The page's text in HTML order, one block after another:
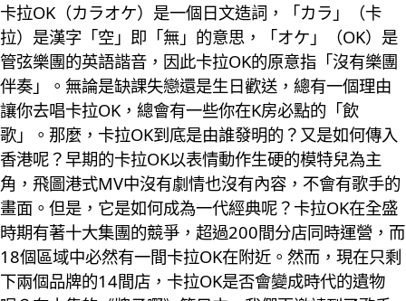
卡拉OK（カラオケ）是一個日文造詞，「カラ」（卡
拉）是漢字「空」即「無」的意思，「オケ」（OK）是
管弦樂團的英語諧音，因此卡拉OK的原意指「沒有樂團
伴奏」。無論是缺課失戀還是生日歡送，總有一個理由
讓你去唱卡拉OK，總會有一些你在K房必點的「飲
歌」。那麼，卡拉OK到底是由誰發明的？又是如何傳入
香港呢？早期的卡拉OK以表情動作生硬的模特兒為主
角，飛圖港式MV中沒有劇情也沒有內容，不會有歌手的
畫面。但是，它是如何成為一代經典呢？卡拉OK在全盛
時期有著十大集團的競爭，超過200間分店同時運營，而
18個區域中必然有一間卡拉OK在附近。然而，現在只剩
下兩個品牌的14間店，卡拉OK是否會變成時代的遺物